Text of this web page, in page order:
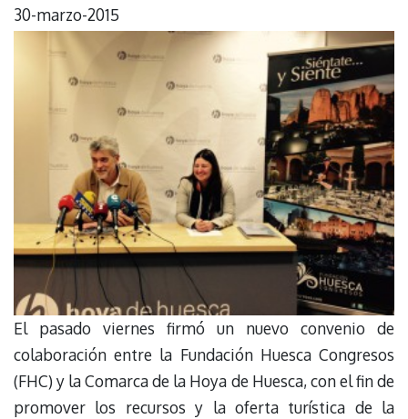
30-marzo-2015
El pasado viernes firmó un nuevo convenio de
colaboración entre la Fundación Huesca Congresos
(FHC) y la Comarca de la Hoya de Huesca, con el fin de
promover los recursos y la oferta turística de la